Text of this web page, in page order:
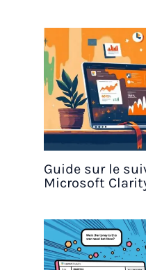
Guide sur le
Microsoft